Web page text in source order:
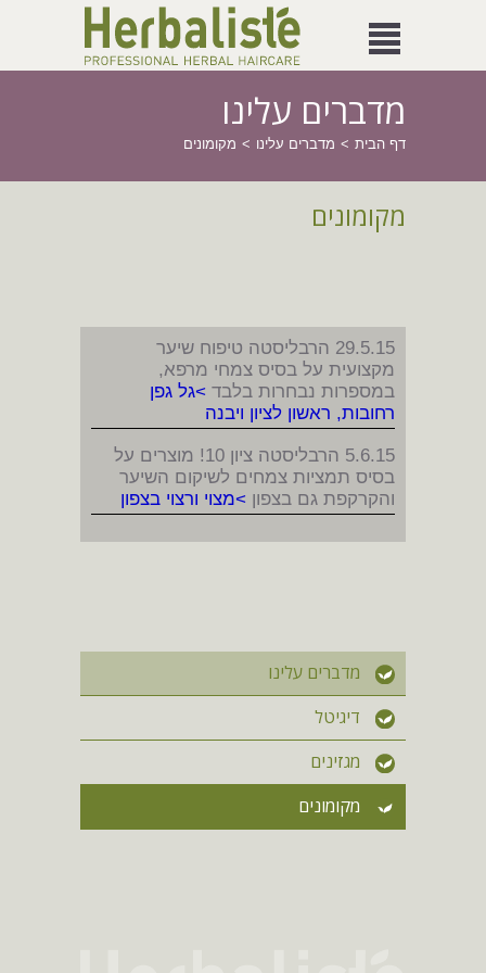
מדברים עלינו
דף הבית מדברים עלינו מקומונים
מקומונים
29.5.15 הרבליסטה טיפוח שיער
מקצועית על בסיס צמחי מרפא,
במספרות נבחרות בלבד >גל גפן
רחובות, ראשון לציון ויבנה
5.6.15 הרבליסטה ציון 10! מוצרים על
בסיס תמציות צמחים לשיקום השיער
והקרקפת גם בצפון >מצוי ורצוי בצפון
מדברים עלינו
דיגיטל
מגזינים
מקומונים